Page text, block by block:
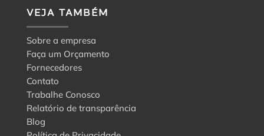
VEJA TAMBÉM
Sobre a empresa
Faça um Orçamento
Fornecedores
Contato
Trabalhe Conosco
Relatório de transparência
Blog